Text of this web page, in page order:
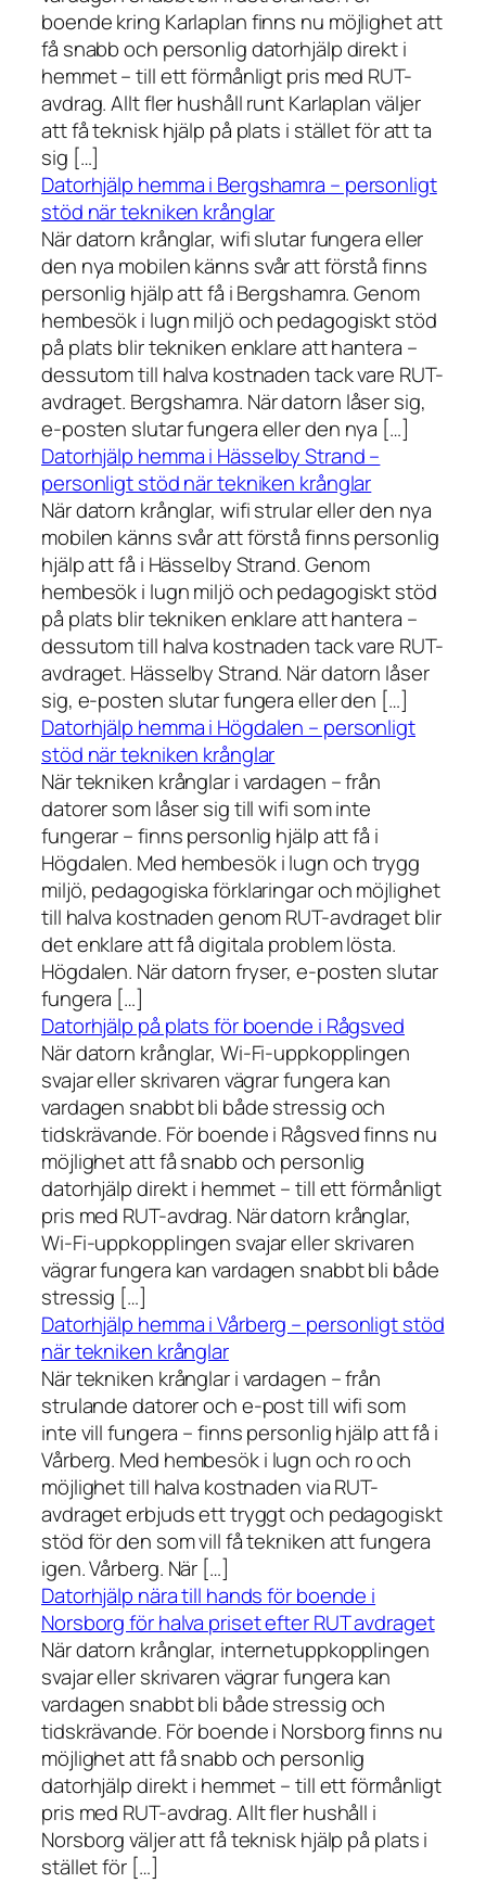
boende kring Karlaplan finns nu möjlighet att
få snabb och personlig datorhjälp direkt i
hemmet – till ett förmånligt pris med RUT-
avdrag. Allt fler hushåll runt Karlaplan väljer
att få teknisk hjälp på plats i stället för att ta
sig […]
Datorhjälp hemma i Bergshamra – personligt
stöd när tekniken krånglar
När datorn krånglar, wifi slutar fungera eller
den nya mobilen känns svår att förstå finns
personlig hjälp att få i Bergshamra. Genom
hembesök i lugn miljö och pedagogiskt stöd
på plats blir tekniken enklare att hantera –
dessutom till halva kostnaden tack vare RUT-
avdraget. Bergshamra. När datorn låser sig,
e-posten slutar fungera eller den nya […]
Datorhjälp hemma i Hässelby Strand –
personligt stöd när tekniken krånglar
När datorn krånglar, wifi strular eller den nya
mobilen känns svår att förstå finns personlig
hjälp att få i Hässelby Strand. Genom
hembesök i lugn miljö och pedagogiskt stöd
på plats blir tekniken enklare att hantera –
dessutom till halva kostnaden tack vare RUT-
avdraget. Hässelby Strand. När datorn låser
sig, e-posten slutar fungera eller den […]
Datorhjälp hemma i Högdalen – personligt
stöd när tekniken krånglar
När tekniken krånglar i vardagen – från
datorer som låser sig till wifi som inte
fungerar – finns personlig hjälp att få i
Högdalen. Med hembesök i lugn och trygg
miljö, pedagogiska förklaringar och möjlighet
till halva kostnaden genom RUT-avdraget blir
det enklare att få digitala problem lösta.
Högdalen. När datorn fryser, e-posten slutar
fungera […]
Datorhjälp på plats för boende i Rågsved
När datorn krånglar, Wi-Fi-uppkopplingen
svajar eller skrivaren vägrar fungera kan
vardagen snabbt bli både stressig och
tidskrävande. För boende i Rågsved finns nu
möjlighet att få snabb och personlig
datorhjälp direkt i hemmet – till ett förmånligt
pris med RUT-avdrag. När datorn krånglar,
Wi-Fi-uppkopplingen svajar eller skrivaren
vägrar fungera kan vardagen snabbt bli både
stressig […]
Datorhjälp hemma i Vårberg – personligt stöd
när tekniken krånglar
När tekniken krånglar i vardagen – från
strulande datorer och e-post till wifi som
inte vill fungera – finns personlig hjälp att få i
Vårberg. Med hembesök i lugn och ro och
möjlighet till halva kostnaden via RUT-
avdraget erbjuds ett tryggt och pedagogiskt
stöd för den som vill få tekniken att fungera
igen. Vårberg. När […]
Datorhjälp nära till hands för boende i
Norsborg för halva priset efter RUT avdraget
När datorn krånglar, internetuppkopplingen
svajar eller skrivaren vägrar fungera kan
vardagen snabbt bli både stressig och
tidskrävande. För boende i Norsborg finns nu
möjlighet att få snabb och personlig
datorhjälp direkt i hemmet – till ett förmånligt
pris med RUT-avdrag. Allt fler hushåll i
Norsborg väljer att få teknisk hjälp på plats i
stället för […]